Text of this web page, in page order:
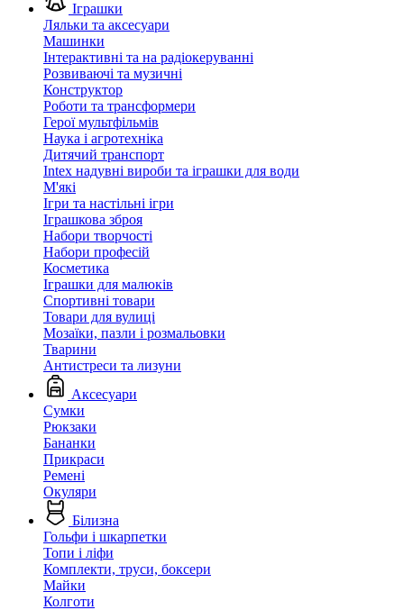
Іграшки
Ляльки та аксесуари
Машинки
Інтерактивні та на радіокеруванні
Розвиваючі та музичні
Конструктор
Роботи та трансформери
Герої мультфільмів
Наука і агротехніка
Дитячий транспорт
Intex надувні вироби та іграшки для води
М'які
Ігри та настільні ігри
Іграшкова зброя
Набори творчості
Набори професій
Косметика
Іграшки для малюків
Спортивні товари
Товари для вулиці
Мозаїки, пазли і розмальовки
Тварини
Антистреси та лизуни
Аксесуари
Сумки
Рюкзаки
Бананки
Прикраси
Ремені
Окуляри
Білизна
Гольфи і шкарпетки
Топи і ліфи
Комплекти, труси, боксери
Майки
Колготи